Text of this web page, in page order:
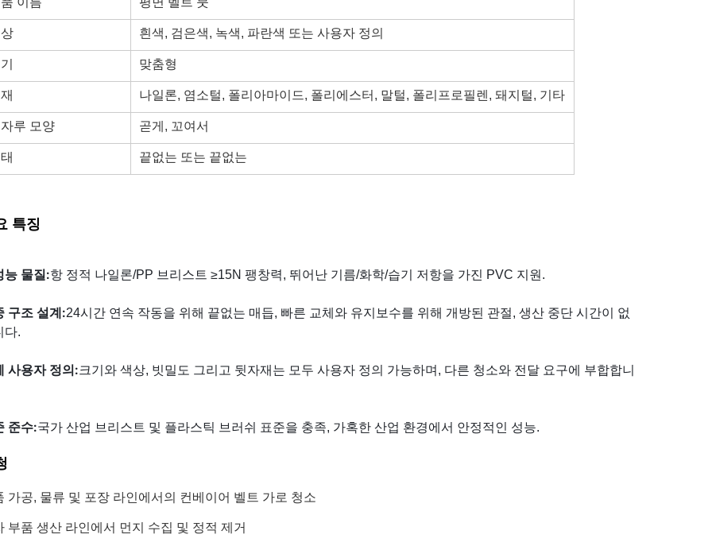
흰색, 검은색, 녹색, 파란색 또는 사용자 정의
맞춤형
나일론, 염소털, 폴리아마이드, 폴리에스터, 말털, 폴리프로필렌, 돼지털, 기타
루 모양 곧게, 꼬여서
끝없는 또는 끝없는
특징
능 물질:항 정적 나일론/PP 브리스트 ≥15N 팽창력, 뛰어난 기름/화학/습기 저항을 가진 PVC 지원.
구조 설계:24시간 연속 작동을 위해 끝없는 매듭, 빠른 교체와 유지보수를 위해 개방된 관절, 생산 중단 시간이 없
다.
사용자 정의:크기와 색상, 빗밀도 그리고 뒷자재는 모두 사용자 정의 가능하며, 다른 청소와 전달 요구에 부합합니
준수:국가 산업 브리스트 및 플라스틱 브러쉬 표준을 충족, 가혹한 산업 환경에서 안정적인 성능.
가공, 물류 및 포장 라인에서의 컨베이어 벨트 가로 청소
부품 생산 라인에서 먼지 수집 및 정적 제거